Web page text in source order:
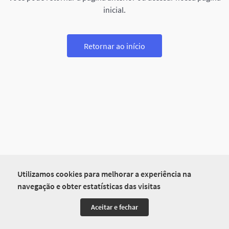
Utilizamos cookies para melhorar a experiência na
navegação e obter estatísticas das visitas
Aceitar e fechar
inicial.
Retornar ao início